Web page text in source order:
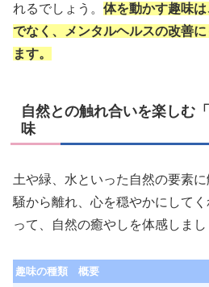
れるでしょう。 体を動かす趣味
でなく、メンタルヘルスの改善
ます。
自然との触れ合いを楽しむ
味
土や緑、水といった自然の要素
騒から離れ、心を穏やかにして
って、自然の癒やしを体感しまし
趣味の種類 概要